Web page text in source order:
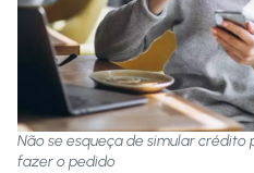
Não se esqueça de simular crédito
fazer o pedido